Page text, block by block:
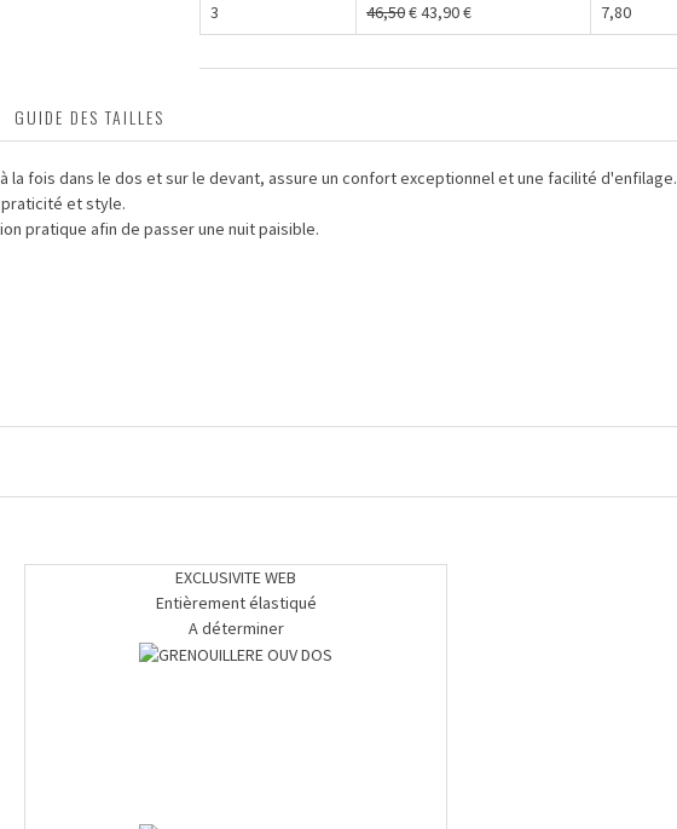
3 46,50€43,90€ 7,80
GUIDE DES TAILLES
fois dans le dos et sur le devant, assure un confort exceptionnel et une facilité d'enfilage.
et style.
pratique afin de passer une nuit paisible.
EXCLUSIVITE WEB
Entièrement élastiqué
A déterminer